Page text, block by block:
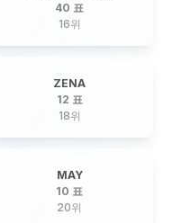
40 표
16위
ZENA
12 표
18위
MAY
10 표
20위